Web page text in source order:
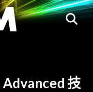
Advanced 技